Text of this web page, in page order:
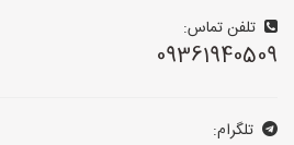
تلفن تماس:
09361940509
تلگرام: